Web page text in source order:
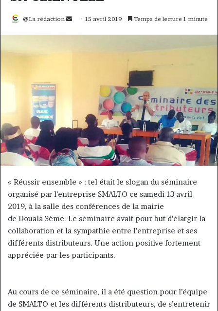
@La rédaction
Envoyer15 avril 2019 Temps de lecture 1 minute
« Réussir ensemble » : tel était le slogan du séminaire
organisé par l’entreprise SMALTO ce samedi 13 avril
2019, à la salle des conférences de la mairie
de Douala 3ème. Le séminaire avait pour but d’élargir la
collaboration et la sympathie entre l’entreprise et ses
différents distributeurs. Une action positive fortement
appréciée par les participants.
Au cours de ce séminaire, il a été question pour l’équipe
de SMALTO et les différents distributeurs, de s’entretenir